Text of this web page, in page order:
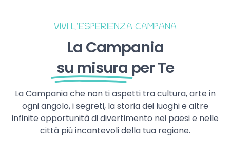
VIVI L’ESPERIENZA CAMPANA
La Campania
su misura per Te
La Campania che non ti aspetti tra cultura, arte in
ogni angolo, i segreti, la storia dei luoghi e altre
infinite opportunità di divertimento nei paesi e nelle
città più incantevoli della tua regione.